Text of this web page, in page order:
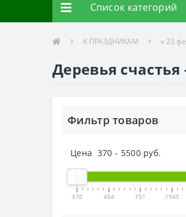
Список категорий
К ПРАЗДНИКАМ к 23
Деревья
Фильтр товаров
Цена 370 - 5500руб.
370 404 751 1945